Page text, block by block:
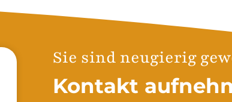
Sie sind neugierig
Kontakt